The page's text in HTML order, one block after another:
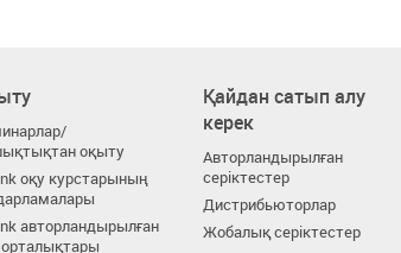
оқыту
оқу курстарының
авторландырылған
Қайдан сатып алу
керек
Авторландырылған
серіктестер
Дистрибьюторлар
Жобалық серіктестер